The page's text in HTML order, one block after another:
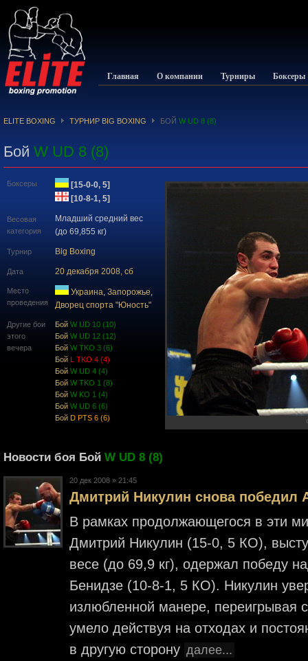
Главная О компании Турниры Боксеры
ELITE BOXING ТУРНИР BIG BOXING БОЙ W UD 8 (8)
Бой W UD 8 (8)
Боксеры
[15-0-0, 5]
[10-8-1, 5]
Весовая
категория
Младший средний вес
(до 69,855 кг)
Турнир Big Boxing
Дата 20 декабря 2008, сб
Место
проведения
Украина, Запорожье,
Дворец спорта "Юность"
Другие бои
этого
вечера
Бой W UD 10 (10)
Бой W UD 12 (12)
Бой W TKO 3 (6)
Бой L TKO 4 (4)
Бой W UD 4 (4)
Бой W TKO 1 (8)
Бой W KO 1 (4)
Бой W UD 6 (6)
Бой D PTS 6 (6)
Новости боя Бой W UD 8 (8)
20 дек 2008 » 21:45
Дмитрий Никулин снова победил
В рамках продолжающегося в эти
Дмитрий Никулин (15-0, 5 КО),
весе (до 69,9 кг), одержал победу
Бенидзе (10-8-1, 5 КО). Никулин
излюбленной манере, переигрывая
умело действуя на отходах и
в другую сторону далее...